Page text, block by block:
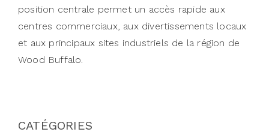
position centrale permet un accès rapide aux
centres commerciaux, aux divertissements locaux
et aux principaux sites industriels de la région de
Wood Buffalo.
CATÉGORIES